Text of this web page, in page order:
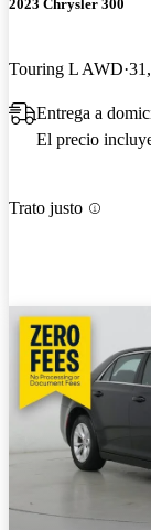
2023 Chrysler 300
Touring L AWD
Entrega a
El precio
Trato justo